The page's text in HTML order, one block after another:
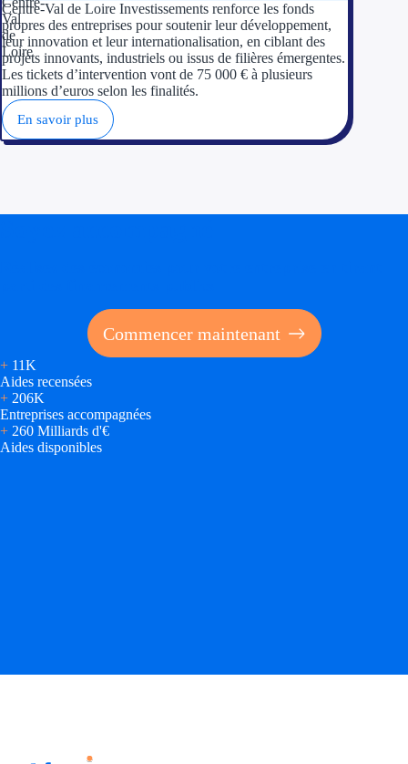
Centre-Val de Loire Investissements renforce les fonds
propres des entreprises pour soutenir leur développement,
leur innovation et leur internationalisation, en ciblant des
projets innovants, industriels ou issus de filières émergentes.
Les tickets d’intervention vont de 75 000 € à plusieurs
millions d’euros selon les finalités.
En savoir plus
Commencer maintenant
+ 11K
Aides recensées
+ 206K
Entreprises accompagnées
+ 260 Milliards d'€
Aides disponibles